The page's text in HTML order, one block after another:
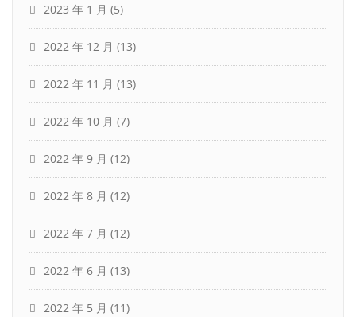
2023 年 1 月 (5)
2022 年 12 月 (13)
2022 年 11 月 (13)
2022 年 10 月 (7)
2022 年 9 月 (12)
2022 年 8 月 (12)
2022 年 7 月 (12)
2022 年 6 月 (13)
2022 年 5 月 (11)